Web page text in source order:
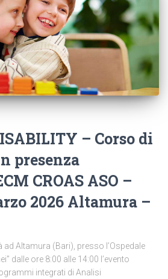
– Corso di
presenza
CROAS ASO –
2026 Altamura –
Altamura (Bari), presso l’Ospedale
dalle ore 8:00 alle 14:00 l’evento
integrati di Analisi